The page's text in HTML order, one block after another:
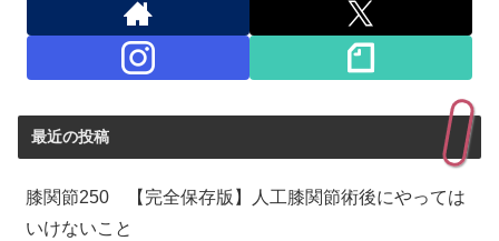
最近の投稿
膝関節250 【完全保存版】人工膝関節術後にやっては
いけないこと